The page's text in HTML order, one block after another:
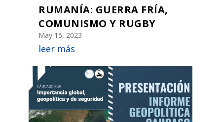
RUMANÍA: GUERRA FRÍA,
COMUNISMO Y RUGBY
May 15, 2023
leer más